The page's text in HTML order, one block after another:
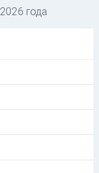
года